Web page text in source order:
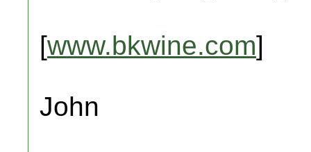
[www.bkwine.com]
John